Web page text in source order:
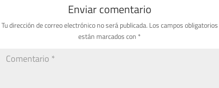
Enviar comentario
Tu dirección de correo electrónico no será publicada. Los campos obligatorios
están marcados con *